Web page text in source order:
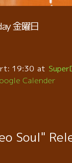
金曜日
19:30
Calender
Soul"